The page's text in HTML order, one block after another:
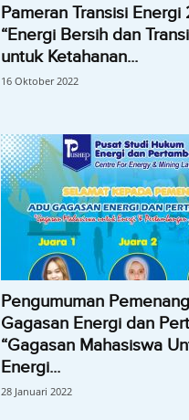
Pameran Transisi Energi
“Energi Bersih dan
untuk Ketahanan...
16 Oktober 2022
Pengumuman
Gagasan Energi dan
“Gagasan Mahasiswa
Energi...
28 Januari 2022